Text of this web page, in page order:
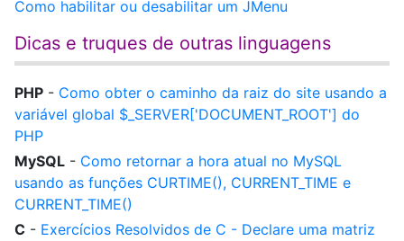
Como habilitar ou desabilitar um JMenu
Dicas e truques de outras linguagens
PHP - Como obter o caminho da raiz do site usando a
variável global $_SERVER['DOCUMENT_ROOT'] do
PHP
MySQL - Como retornar a hora atual no MySQL
usando as funções CURTIME(), CURRENT_TIME e
CURRENT_TIME()
C - Exercícios Resolvidos de C - Declare uma matriz